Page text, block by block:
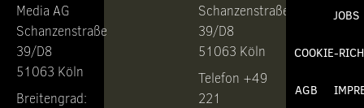
Media AG
Schanzenstraße
39/D8
51063 Köln
Breitengrad:
Schanzenstraße
39/D8
51063 Köln
Telefon +49
221
JOBS
COOKIE-
AGB